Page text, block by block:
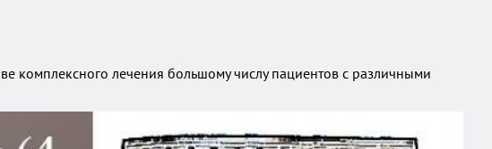
комплексного лечения большому числу пациентов с различными